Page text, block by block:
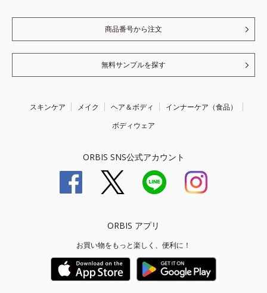
商品番号から注文
無料サンプルを探す
スキンケア メイク ヘア＆ボディ
インナーケア（食品）
ボディウェア
ORBIS SNS公式アカウント
ORBIS アプリ
お買い物をもっと楽しく、便利に！